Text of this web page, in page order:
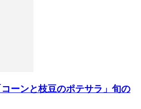
ーンと枝豆のポテサラ」旬の